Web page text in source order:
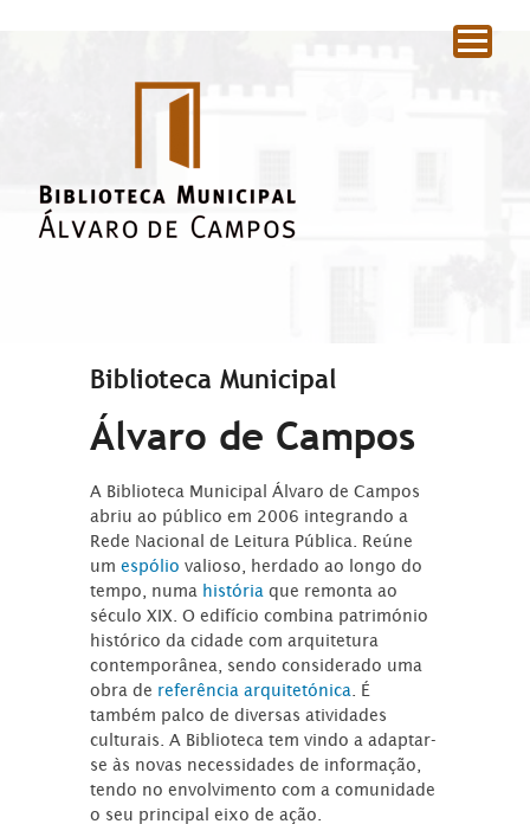
Biblioteca Municipal
Álvaro de Campos
A Biblioteca Municipal Álvaro de Campos
abriu ao público em 2006 integrando a
Rede Nacional de Leitura Pública. Reúne
umespóliovalioso, herdado ao longo do
tempo, numa história que remonta ao
século XIX. O edifício combina património
histórico da cidade com arquitetura
contemporânea, sendo considerado uma
obra de referência arquitetónica . É
também palco de diversas atividades
culturais. A Biblioteca tem vindo a adaptar-
se às novas necessidades de informação,
tendo no envolvimento com a comunidade
o seu principal eixo de ação.